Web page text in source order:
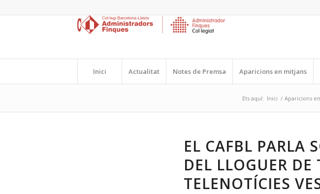
Inici Actualitat Notes de Premsa Aparicions en mitjans
Ets aquí: Inici / Aparicions
EL CAFBL PARLA
DEL LLOGUER
TELENOTÍCIES